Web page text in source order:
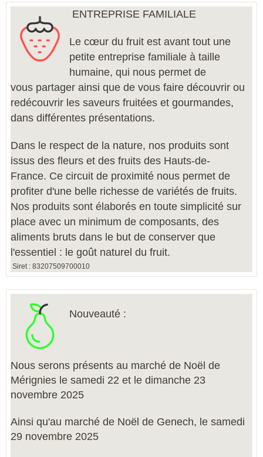
ENTREPRISE FAMILIALE
Le cœur du fruit est avant tout une
petite entreprise familiale à taille
humaine, qui nous permet de
vous partager ainsi que de vous faire découvrir ou
redécouvrir les saveurs fruitées et gourmandes,
dans différentes présentations.
Dans le respect de la nature, nos produits sont
issus des fleurs et des fruits des Hauts-de-
France. Ce circuit de proximité nous permet de
profiter d'une belle richesse de variétés de fruits.
Nos produits sont élaborés en toute simplicité sur
place avec un minimum de composants, des
aliments bruts dans le but de conserver que
l'essentiel : le goût naturel du fruit.
Siret : 83207509700010
Nouveauté :
Nous serons présents au marché de Noël de
Mérignies le samedi 22 et le dimanche 23
novembre 2025
Ainsi qu'au marché de Noël de Genech, le samedi
29 novembre 2025